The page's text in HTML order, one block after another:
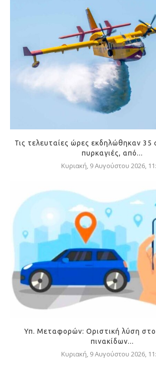
Τις τελευταίες ώρες εκδηλώθηκαν 35
πυρκαγιές, από...
Κυριακή, 9 Αυγούστου 2026,
Υπ. Μεταφορών: Οριστική λύση
πινακίδων...
Κυριακή, 9 Αυγούστου 2026,